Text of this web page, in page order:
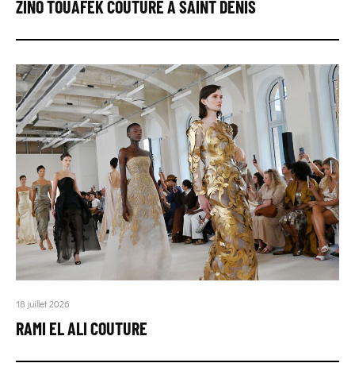
ZINO TOUAFEK COUTURE À SAINT DENIS
18 juillet 2026
RAMI EL ALI COUTURE